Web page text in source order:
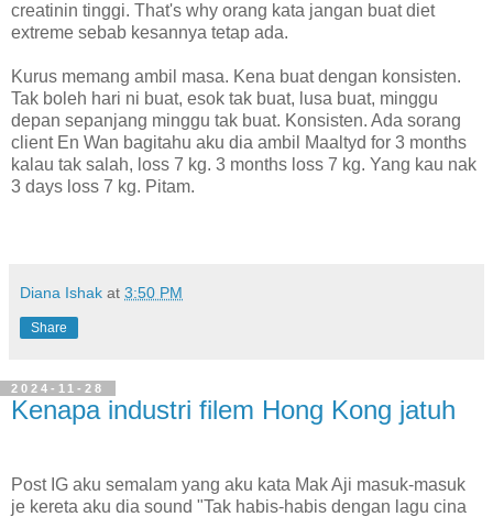
creatinin tinggi. That's why orang kata jangan buat diet
extreme sebab kesannya tetap ada.
Kurus memang ambil masa. Kena buat dengan konsisten.
Tak boleh hari ni buat, esok tak buat, lusa buat, minggu
depan sepanjang minggu tak buat. Konsisten. Ada sorang
client En Wan bagitahu aku dia ambil Maaltyd for 3 months
kalau tak salah, loss 7 kg. 3 months loss 7 kg. Yang kau nak
3 days loss 7 kg. Pitam.
Diana Ishak at 3:50 PM
Share
2024-11-28
Kenapa industri filem Hong Kong jatuh
Post IG aku semalam yang aku kata Mak Aji masuk-masuk
je kereta aku dia sound "Tak habis-habis dengan lagu cina